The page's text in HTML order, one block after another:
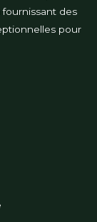
des
pour